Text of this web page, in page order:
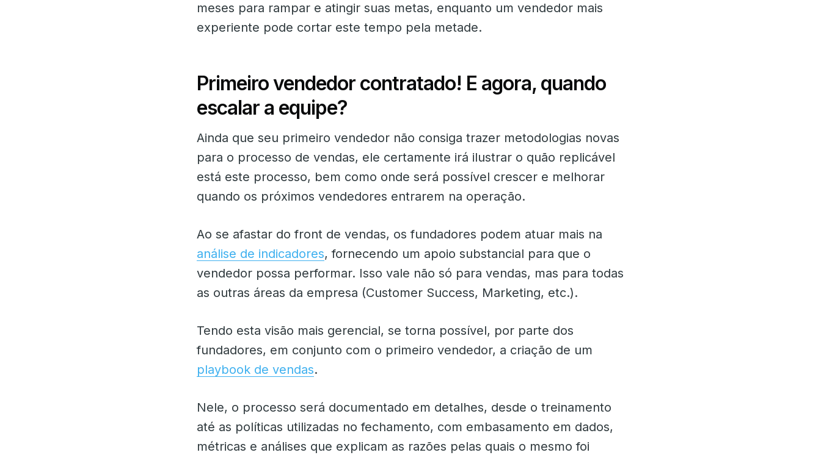
meses para rampar e atingir suas metas, enquanto um vendedor mais
experiente pode cortar este tempo pela metade.
Primeiro vendedor contratado! E agora, quando
escalar a equipe?
Ainda que seu primeiro vendedor não consiga trazer metodologias novas
para o processo de vendas, ele certamente irá ilustrar o quão replicável
está este processo, bem como onde será possível crescer e melhorar
quando os próximos vendedores entrarem na operação.
Ao se afastar do front de vendas, os fundadores podem atuar mais na
análise de indicadores, fornecendo um apoio substancial para que o
vendedor possa performar. Isso vale não só para vendas, mas para todas
as outras áreas da empresa (Customer Success, Marketing, etc.).
Tendo esta visão mais gerencial, se torna possível, por parte dos
fundadores, em conjunto com o primeiro vendedor, a criação de um
playbook de vendas.
Nele, o processo será documentado em detalhes, desde o treinamento
até as políticas utilizadas no fechamento, com embasamento em dados,
métricas e análises que explicam as razões pelas quais o mesmo foi